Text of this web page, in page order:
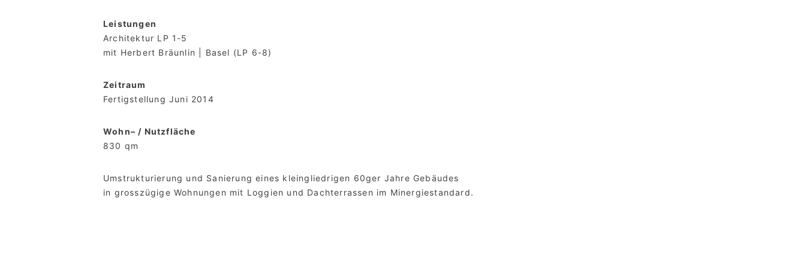
Leistungen
Architektur LP 1-5
mit Herbert Bräunlin | Basel (LP 6-8)
Zeitraum
Fertigstellung Juni 2014
Wohn– / Nutzfläche
830 qm
Umstrukturierung und Sanierung eines kleingliedrigen 60ger Jahre Gebäudes
in grosszügige Wohnungen mit Loggien und Dachterrassen im Minergiestandard.